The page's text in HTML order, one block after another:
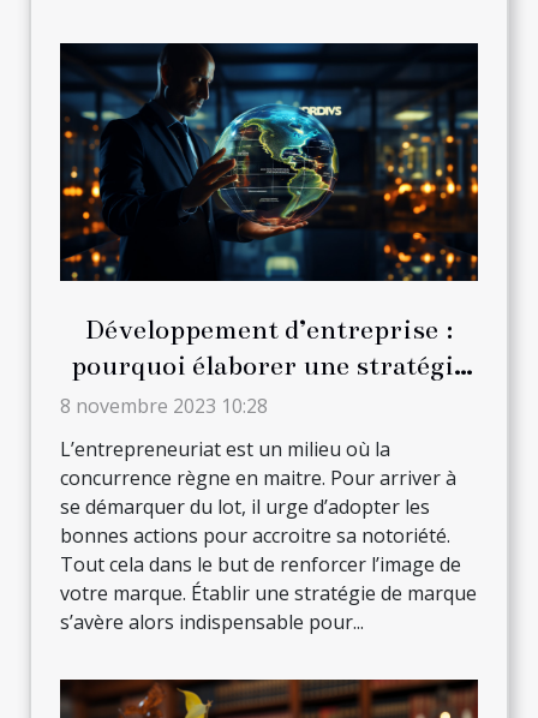
Développement d’entreprise :
pourquoi élaborer une stratégie
de marque ?
8 novembre 2023 10:28
L’entrepreneuriat est un milieu où la
concurrence règne en maitre. Pour arriver à
se démarquer du lot, il urge d’adopter les
bonnes actions pour accroitre sa notoriété.
Tout cela dans le but de renforcer l’image de
votre marque. Établir une stratégie de marque
s’avère alors indispensable pour...